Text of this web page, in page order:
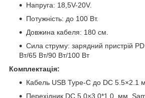
Напруга: 18,5V-20V.
Потужність: до 100 Вт.
Довжина кабеля: 180 см.
Сила струму: зарядний пристрій
Вт/65 Вт/90 Вт/100 Вт
Комплектація:
Кабель USB Type-C до DC 5.5×2.1
Перехідник DC 5.0×3.0*1.0 мм.